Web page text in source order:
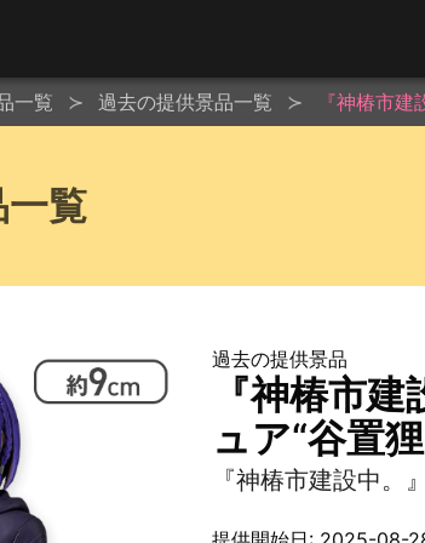
一覧 過去の提供景品一覧 『神椿市
覧
過去の提供景品
『神椿市
ュア“谷置
『神椿市建設中。